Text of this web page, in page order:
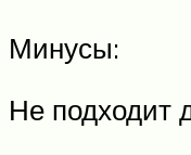
Минусы:
Не подходит